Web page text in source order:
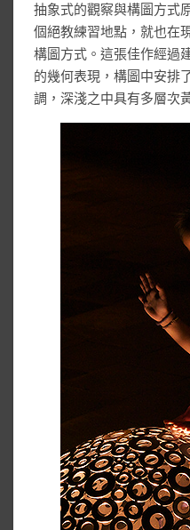
抽象式的觀察與構圖方式
個絕教練習地點，就也在
構圖方式。這張佳作經過
的幾何表現，構圖中安排
調，深淺之中具有多層次